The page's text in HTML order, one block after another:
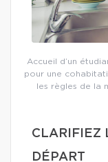
Accueil d’un
pour une
les règles de la
CLARIFIEZ
DÉPART